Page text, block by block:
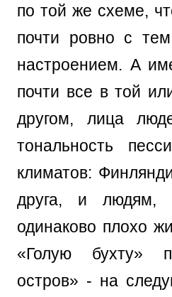
по той же схеме,
почти ровно с
настроением. А
почти все в той
другом, лица
тональность
климатов:
друга, и людям,
одинаково плохо
«Голую бухту»
остров» - на